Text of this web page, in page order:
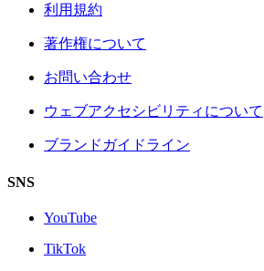
利用規約
著作権について
お問い合わせ
ウェブアクセシビリティについて
ブランドガイドライン
SNS
YouTube
TikTok